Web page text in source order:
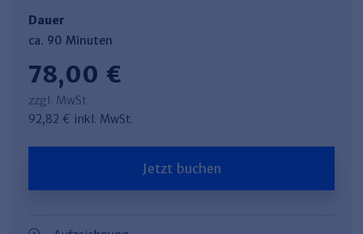
Dauer
ca. 90 Minuten
78,00 €
zzgl. MwSt.
92,82 € inkl. MwSt.
Jetzt buchen